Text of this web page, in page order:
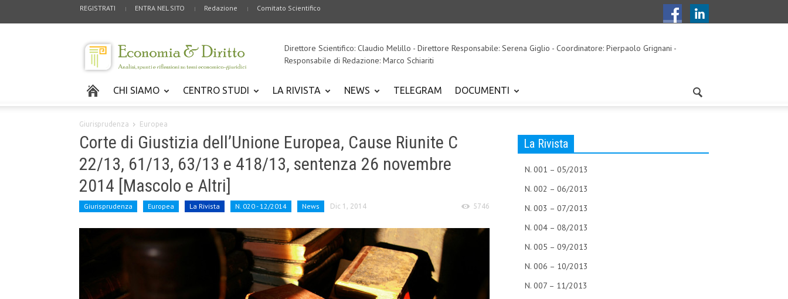
REGISTRATI ENTRA NEL SITO Redazione Comitato Scientifico
Direttore Scientifico: Claudio Melillo - Direttore Responsabile: Serena Giglio - Coordinatore: Pierpaolo Grignani -
Responsabile di Redazione: Marco Schiariti
CHI SIAMO CENTRO STUDI LA RIVISTA NEWS TELEGRAM DOCUMENTI
Giurisprudenza Europea
Corte di Giustizia dell’Unione Europea, Cause Riunite C
22/13, 61/13, 63/13 e 418/13, sentenza 26 novembre
2014 [Mascolo e Altri]
Giurisprudenza Europea La Rivista N. 020 - 12/2014 News Dic 1, 2014 5746
La Rivista
N. 001 – 05/2013
N. 002 – 06/2013
N. 003 – 07/2013
N. 004 – 08/2013
N. 005 – 09/2013
N. 006 – 10/2013
N. 007 – 11/2013